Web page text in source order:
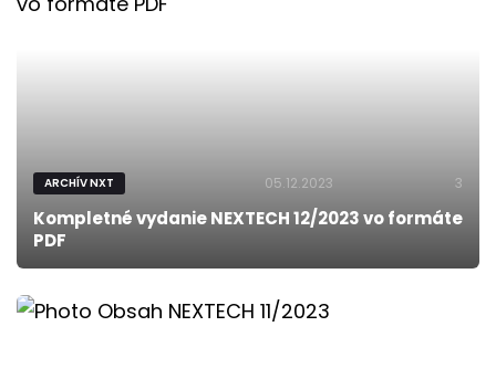
ARCHÍV NXT 05.12.2023 3
Kompletné vydanie NEXTECH 12/2023 vo formáte
PDF